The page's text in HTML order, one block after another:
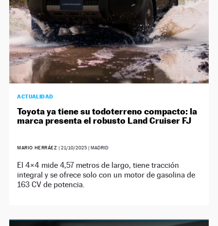
ACTUALIDAD
Toyota ya tiene su todoterreno compacto: la
marca presenta el robusto Land Cruiser FJ
MARIO HERRÁEZ |21/10/2025 | MADRID
El 4×4 mide 4,57 metros de largo, tiene tracción
integral y se ofrece solo con un motor de gasolina de
163 CV de potencia.